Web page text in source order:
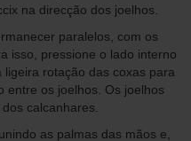
na direcção dos joelhos.
paralelos, com os
isso, pressione o lado interno
rotação das coxas para
entre os joelhos. Os joelhos
calcanhares.
as palmas das mãos e,